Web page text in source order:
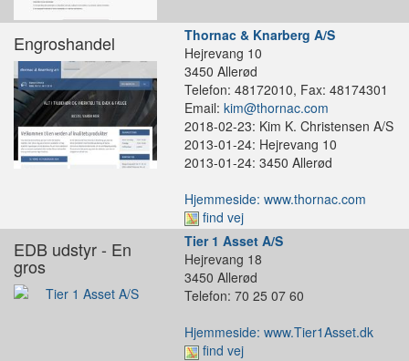
Engroshandel
Thornac & Knarberg A/S
Hejrevang 10
3450 Allerød
Telefon: 48172010, Fax: 48174301
Email: kim@thornac.com
2018-02-23: Kim K. Christensen A/S
2013-01-24: Hejrevang 10
2013-01-24: 3450 Allerød
Hjemmeside: www.thornac.com
find vej
EDB udstyr - En
gros
Tier 1 Asset A/S
Hejrevang 18
3450 Allerød
Telefon: 70 25 07 60
Hjemmeside: www.Tier1Asset.dk
find vej